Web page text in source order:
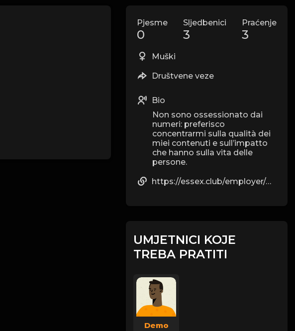
Pjesme
0
Sljedbenici
3
Praćenje
3
Muški
Društvene veze
Bio
Non sono ossessionato dai
numeri: preferisco
concentrarmi sulla qualità dei
miei contenuti e sull’impatto
che hanno sulla vita delle
persone.
https://essex.club/employer/monores-per-dimagrire/
UMJETNICI KOJE
TREBA PRATITI
Demo